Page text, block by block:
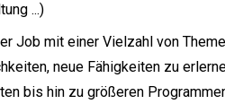
...)
Job mit einer Vielzahl von
neue Fähigkeiten zu
bis hin zu größeren